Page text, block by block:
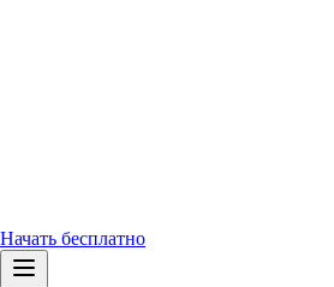
Начать бесплатно